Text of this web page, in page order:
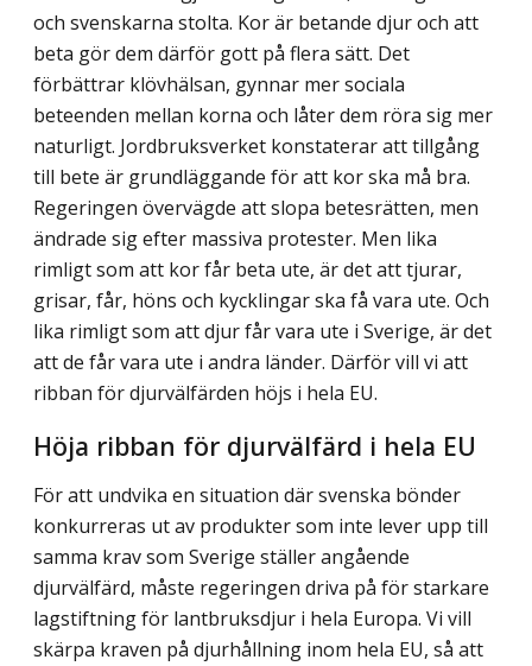
och svenskarna stolta. Kor är betande djur och att
beta gör dem därför gott på flera sätt. Det
förbättrar klövhälsan, gynnar mer sociala
beteenden mellan korna och låter dem röra sig mer
naturligt. Jordbruksverket konstaterar att tillgång
till bete är grundläggande för att kor ska må bra.
Regeringen övervägde att slopa betesrätten, men
ändrade sig efter massiva protester. Men lika
rimligt som att kor får beta ute, är det att tjurar,
grisar, får, höns och kycklingar ska få vara ute. Och
lika rimligt som att djur får vara ute i Sverige, är det
att de får vara ute i andra länder. Därför vill vi att
ribban för djurvälfärden höjs i hela EU.
Höja ribban för djurvälfärd i hela EU
För att undvika en situation där svenska bönder
konkurreras ut av produkter som inte lever upp till
samma krav som Sverige ställer angående
djurvälfärd, måste regeringen driva på för starkare
lagstiftning för lantbruksdjur i hela Europa. Vi vill
skärpa kraven på djurhållning inom hela EU, så att